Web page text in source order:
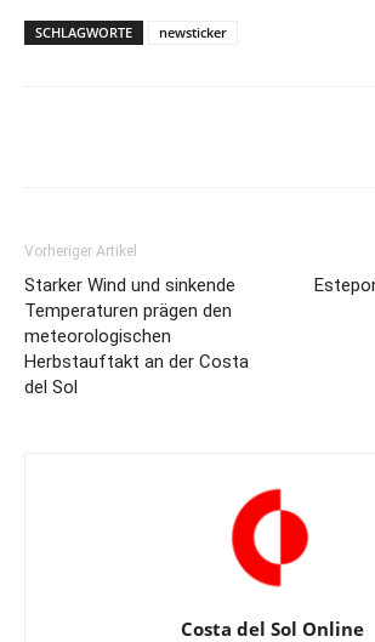
SCHLAGWORTE newsticker
Vorheriger Artikel
Starker Wind und sinkende
Temperaturen prägen den
meteorologischen
Herbstauftakt an der Costa
del Sol
Costa del Sol Online